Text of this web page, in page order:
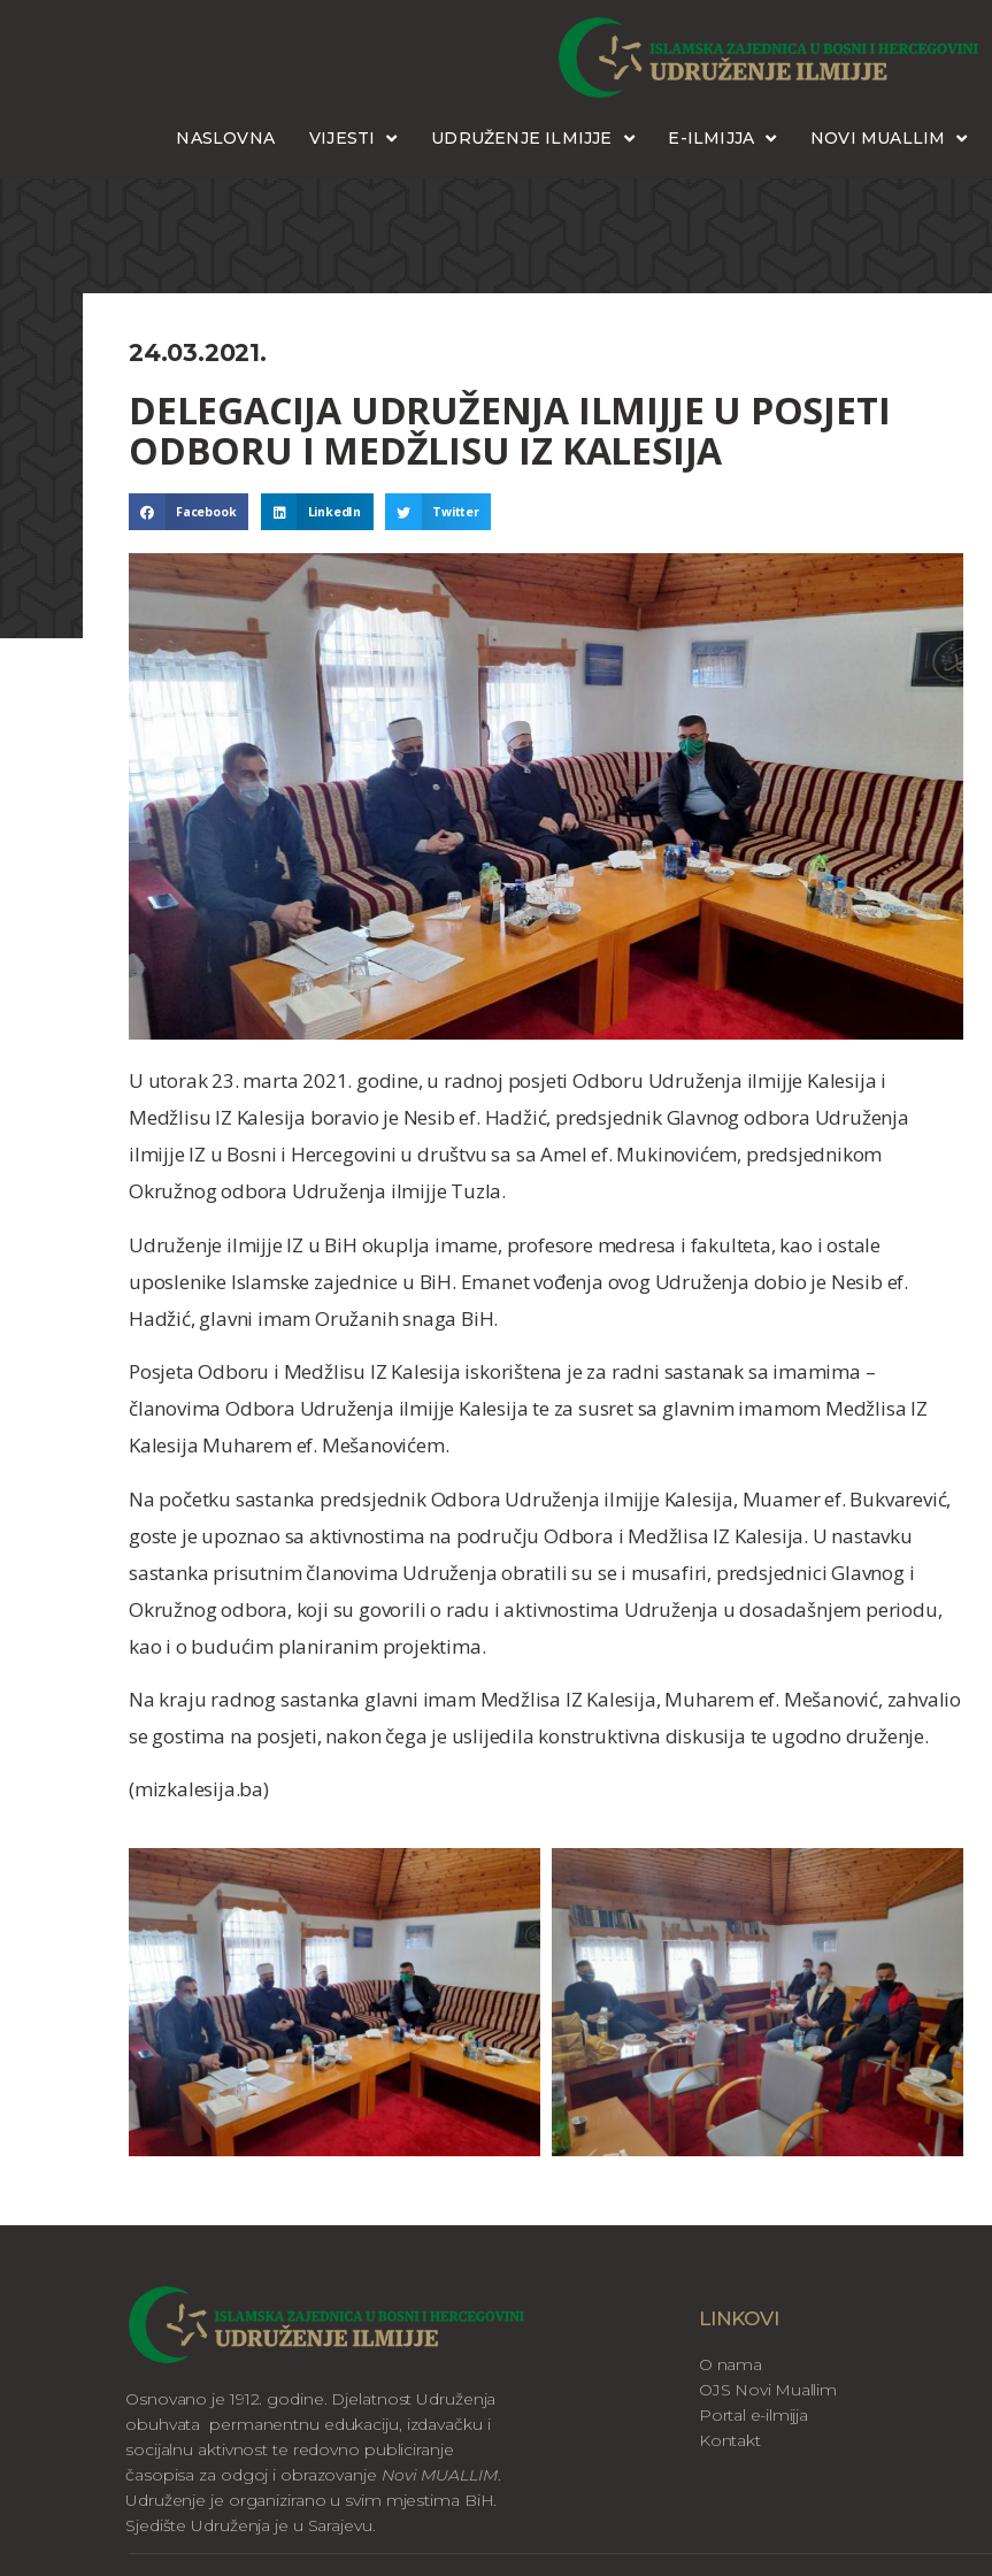
NASLOVNA VIJESTI UDRUŽENJE ILMIJJE E-ILMIJJA NOVI MUALLIM
24.03.2021.
DELEGACIJA UDRUŽENJA ILMIJJE U POSJETI
ODBORU I MEDŽLISU IZ KALESIJA
Facebook LinkedIn Twitter
U utorak 23. marta 2021. godine, u radnoj posjeti Odboru Udruženja ilmijje Kalesija i
Medžlisu IZ Kalesija boravio je Nesib ef. Hadžić, predsjednik Glavnog odbora Udruženja
ilmijje IZ u Bosni i Hercegovini u društvu sa sa Amel ef. Mukinovićem, predsjednikom
Okružnog odbora Udruženja ilmijje Tuzla.
Udruženje ilmijje IZ u BiH okuplja imame, profesore medresa i fakulteta, kao i ostale
uposlenike Islamske zajednice u BiH. Emanet vođenja ovog Udruženja dobio je Nesib ef.
Hadžić, glavni imam Oružanih snaga BiH.
Posjeta Odboru i Medžlisu IZ Kalesija iskorištena je za radni sastanak sa imamima –
članovima Odbora Udruženja ilmijje Kalesija te za susret sa glavnim imamom Medžlisa IZ
Kalesija Muharem ef. Mešanovićem.
Na početku sastanka predsjednik Odbora Udruženja ilmijje Kalesija, Muamer ef. Bukvarević,
goste je upoznao sa aktivnostima na području Odbora i Medžlisa IZ Kalesija. U nastavku
sastanka prisutnim članovima Udruženja obratili su se i musafiri, predsjednici Glavnog i
Okružnog odbora, koji su govorili o radu i aktivnostima Udruženja u dosadašnjem periodu,
kao i o budućim planiranim projektima.
Na kraju radnog sastanka glavni imam Medžlisa IZ Kalesija, Muharem ef. Mešanović, zahvalio
se gostima na posjeti, nakon čega je uslijedila konstruktivna diskusija te ugodno druženje.
(mizkalesija.ba)
Osnovano je 1912. godine. Djelatnost Udruženja
obuhvata permanentnu edukaciju, izdavačku i
socijalnu aktivnost te redovno publiciranje
časopisa za odgoj i obrazovanje Novi MUALLIM.
Udruženje je organizirano u svim mjestima BiH.
Sjedište Udruženja je u Sarajevu.
LINKOVI
O nama
OJS Novi Muallim
Portal e-ilmijja
Kontakt